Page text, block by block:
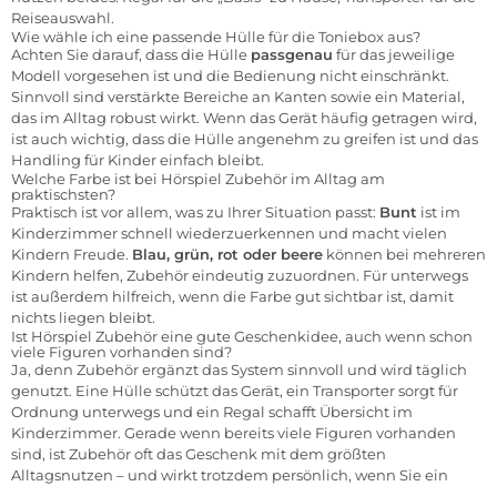
Reiseauswahl.
Wie wähle ich eine passende Hülle für die Toniebox aus?
Achten Sie darauf, dass die Hülle passgenau für das jeweilige
Modell vorgesehen ist und die Bedienung nicht einschränkt.
Sinnvoll sind verstärkte Bereiche an Kanten sowie ein Material,
das im Alltag robust wirkt. Wenn das Gerät häufig getragen wird,
ist auch wichtig, dass die Hülle angenehm zu greifen ist und das
Handling für Kinder einfach bleibt.
Welche Farbe ist bei Hörspiel Zubehör im Alltag am
praktischsten?
Praktisch ist vor allem, was zu Ihrer Situation passt: Bunt ist im
Kinderzimmer schnell wiederzuerkennen und macht vielen
Kindern Freude. Blau, grün, rot oder beere können bei mehreren
Kindern helfen, Zubehör eindeutig zuzuordnen. Für unterwegs
ist außerdem hilfreich, wenn die Farbe gut sichtbar ist, damit
nichts liegen bleibt.
Ist Hörspiel Zubehör eine gute Geschenkidee, auch wenn schon
viele Figuren vorhanden sind?
Ja, denn Zubehör ergänzt das System sinnvoll und wird täglich
genutzt. Eine Hülle schützt das Gerät, ein Transporter sorgt für
Ordnung unterwegs und ein Regal schafft Übersicht im
Kinderzimmer. Gerade wenn bereits viele Figuren vorhanden
sind, ist Zubehör oft das Geschenk mit dem größten
Alltagsnutzen – und wirkt trotzdem persönlich, wenn Sie ein